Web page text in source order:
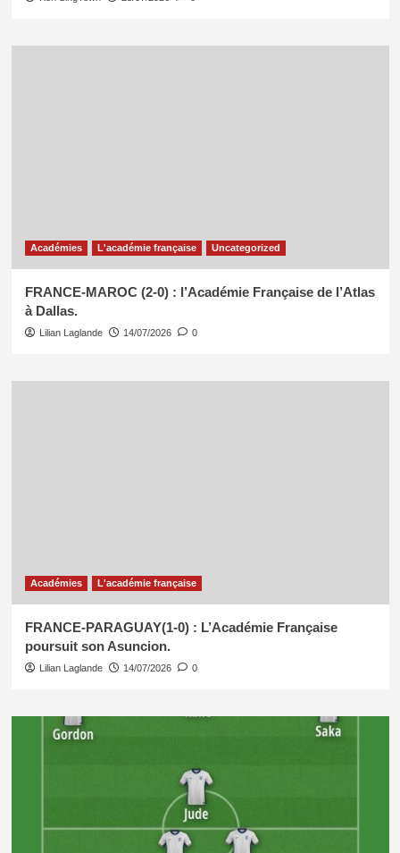
Académies L'académie française Uncategorized
FRANCE-MAROC (2-0) : l’Académie Française de l’Atlas
à Dallas.
Lilian Laglande 14/07/2026 0
Académies L'académie française
FRANCE-PARAGUAY(1-0) : L’Académie Française
poursuit son Asuncion.
Lilian Laglande 14/07/2026 0